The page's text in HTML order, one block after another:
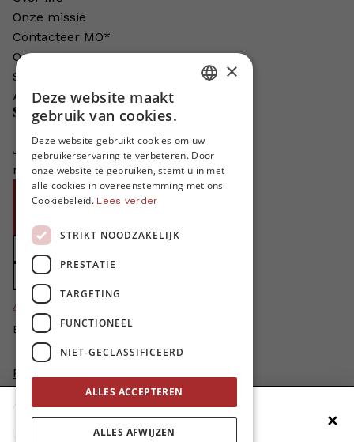
Onze missie
Contacteer MO*
Onze auteurs
Schrijven voor MO*?
Adverteren in MO*
Steun MO*
Je helpt ons groeien. MO* bestaat
niet zonder jouw steun!
Doe een gift
Zet MO* in uw testament
4424
Bedankt voor jullie steun!
Privacybeleid
Disclaimer
AI Charter
Cookievoorkeuren aanpassen
Voeg MO* toe aan je beginscherm ✕
ENGLISH
×
Deze website maakt
gebruik van cookies.
Deze website gebruikt cookies om uw
gebruikerservaring te verbeteren. Door
onze website te gebruiken, stemt u in met
alle cookies in overeenstemming met ons
Cookiebeleid. Lees verder
STRIKT NOODZAKELIJK
PRESTATIE
TARGETING
FUNCTIONEEL
NIET-GECLASSIFICEERD
ALLES ACCEPTEREN
ALLES AFWIJZEN